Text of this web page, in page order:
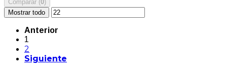
Comparar (0)
Mostrar todo
Anterior
1
2
Siguiente